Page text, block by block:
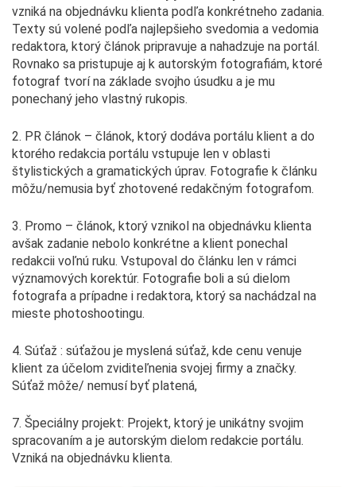
vzniká na objednávku klienta podľa konkrétneho zadania.
Texty sú volené podľa najlepšieho svedomia a vedomia
redaktora, ktorý článok pripravuje a nahadzuje na portál.
Rovnako sa pristupuje aj k autorským fotografiám, ktoré
fotograf tvorí na základe svojho úsudku a je mu
ponechaný jeho vlastný rukopis.
2. PR článok – článok, ktorý dodáva portálu klient a do
ktorého redakcia portálu vstupuje len v oblasti
štylistických a gramatických úprav. Fotografie k článku
môžu/nemusia byť zhotovené redakčným fotografom.
3. Promo – článok, ktorý vznikol na objednávku klienta
avšak zadanie nebolo konkrétne a klient ponechal
redakcii voľnú ruku. Vstupoval do článku len v rámci
významových korektúr. Fotografie boli a sú dielom
fotografa a prípadne i redaktora, ktorý sa nachádzal na
mieste photoshootingu.
4. Súťaž : súťažou je myslená súťaž, kde cenu venuje
klient za účelom zviditeľnenia svojej firmy a značky.
Súťaž môže/ nemusí byť platená,
7. Špeciálny projekt: Projekt, ktorý je unikátny svojim
spracovaním a je autorským dielom redakcie portálu.
Vzniká na objednávku klienta.